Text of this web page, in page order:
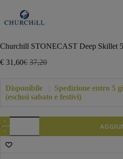
Churchill STONECAST Deep Skillet
€ 37,20
Il
originale
era:
€37,20.
€ 31,60Il
attuale
è:
€31,60.
Disponibile
Spedizione entro 5
(esclusi sabato e festivi)
Churchill
STONECAST
Deep
Skillet